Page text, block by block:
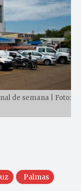
de semana | Foto:
Palmas